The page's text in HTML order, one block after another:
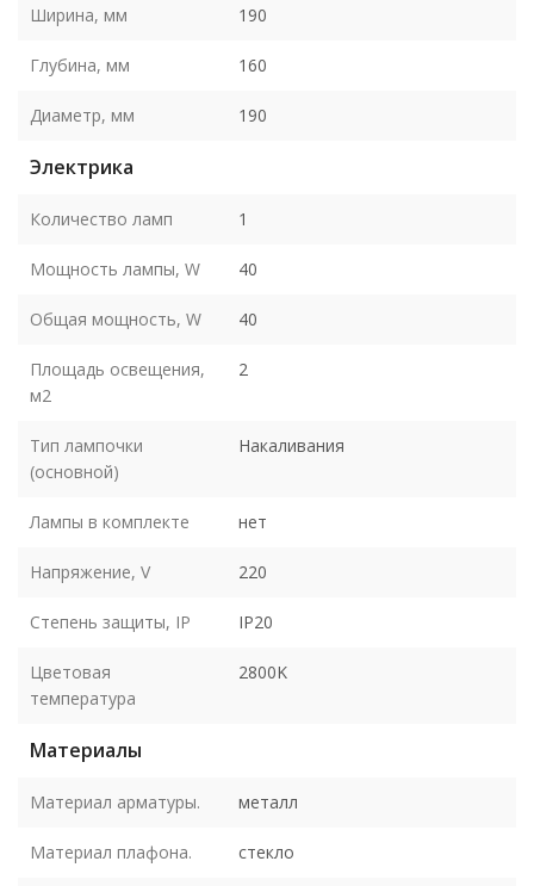
Ширина, мм 190
Глубина, мм 160
Диаметр, мм 190
Электрика
Количество ламп 1
Мощность лампы, W 40
Общая мощность, W 40
Площадь освещения,
м2
2
Тип лампочки
(основной)
Накаливания
Лампы в комплекте нет
Напряжение, V 220
Степень защиты, IP IP20
Цветовая
температура
2800K
Материалы
Материал арматуры. металл
Материал плафона. стекло